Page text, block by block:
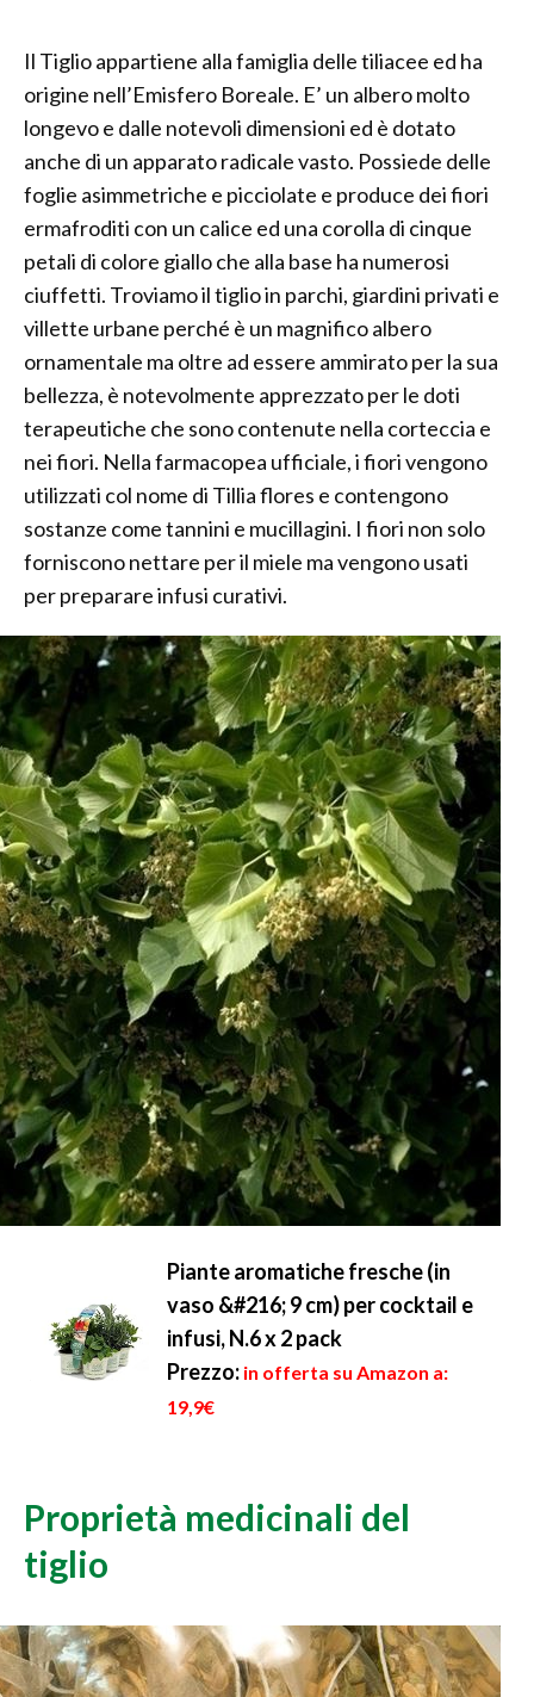
Il Tiglio appartiene alla famiglia delle tiliacee ed ha
origine nell’Emisfero Boreale. E’ un albero molto
longevo e dalle notevoli dimensioni ed è dotato
anche di un apparato radicale vasto. Possiede delle
foglie asimmetriche e picciolate e produce dei fiori
ermafroditi con un calice ed una corolla di cinque
petali di colore giallo che alla base ha numerosi
ciuffetti. Troviamo il tiglio in parchi, giardini privati e
villette urbane perché è un magnifico albero
ornamentale ma oltre ad essere ammirato per la sua
bellezza, è notevolmente apprezzato per le doti
terapeutiche che sono contenute nella corteccia e
nei fiori. Nella farmacopea ufficiale, i fiori vengono
utilizzati col nome di Tillia flores e contengono
sostanze come tannini e mucillagini. I fiori non solo
forniscono nettare per il miele ma vengono usati
per preparare infusi curativi.
Piante aromatiche fresche (in
vaso &#216; 9 cm) per cocktail e
infusi, N.6 x 2 pack
Prezzo: in offerta su Amazon a:
19,9€
Proprietà medicinali del
tiglio